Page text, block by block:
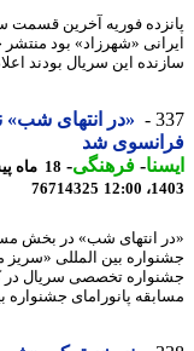
فوریه آخرین قسمت
«شهرزاد» بود منتشر
این سریال بودند اعلام
«در انتهای شب»
شد
-فرهنگی-
76714325
انتهای شب» در بخش مسابقه
بین المللی «سریز
تخصصی سریال در
پانورامای جشنواره بین